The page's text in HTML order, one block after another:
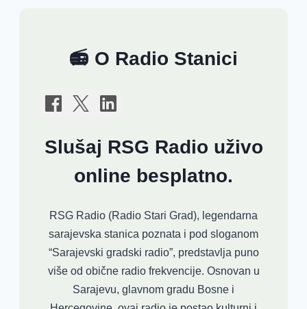
📻 O Radio Stanici
Slušaj RSG Radio uživo
online besplatno.
RSG Radio (Radio Stari Grad), legendarna
sarajevska stanica poznata i pod sloganom
“Sarajevski gradski radio”, predstavlja puno
više od obične radio frekvencije. Osnovan u
Sarajevu, glavnom gradu Bosne i